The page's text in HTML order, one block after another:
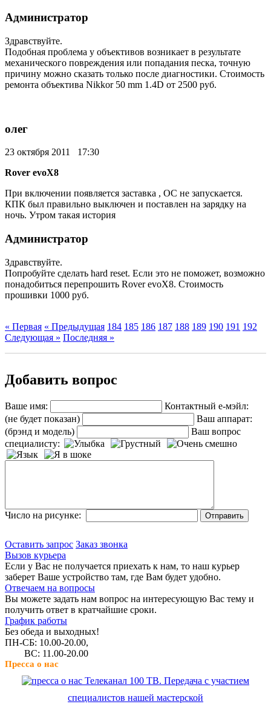
Администратор
Здравствуйте.
Подобная проблема у объективов возникает в результате
механического повреждения или попадания песка, точную
причину можно сказать только после диагностики. Стоимость
ремонта объектива Nikkor 50 mm 1.4D от 2500 руб.
олег
23 октября 2011 17:30
Rover evoX8
При включении появляется заставка , ОС не запускается.
КПК был правильно выключен и поставлен на зарядку на
ночь. Утром такая история
Администратор
Здравствуйте.
Попробуйте сделать hard reset. Если это не поможет, возможно
понадобиться перепрошить Rover evoX8. Стоимость
прошивки 1000 руб.
« Первая « Предыдущая 184 185 186 187 188 189 190 191 192
Следующая » Последняя »
Добавить вопрос
Ваше имя:
Контактный е-мэйл:
(не будет показан)
Ваш аппарат:
(брэнд и модель)
Ваш вопрос
специалисту:
Число на рисунке:
Оставить запрос Заказ звонка
Вызов курьера
Если у Вас не получается приехать к нам, то наш курьер
заберет Ваше устройство там, где Вам будет удобно.
Отвечаем на вопросы
Вы можете задать нам вопрос на интересующую Вас тему и
получить ответ в кратчайшие сроки.
График работы
Без обеда и выходных!
ПН-СБ: 10.00-20.00,
ВС: 11.00-20.00
Пресса о нас
Телеканал 100 ТВ. Передача с участием
специалистов нашей мастерской